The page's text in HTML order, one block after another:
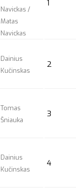
Navickas /
Matas
Navickas
1
Dainius
Kučinskas
2
Tomas
Šniauka
3
Dainius
Kučinskas
4